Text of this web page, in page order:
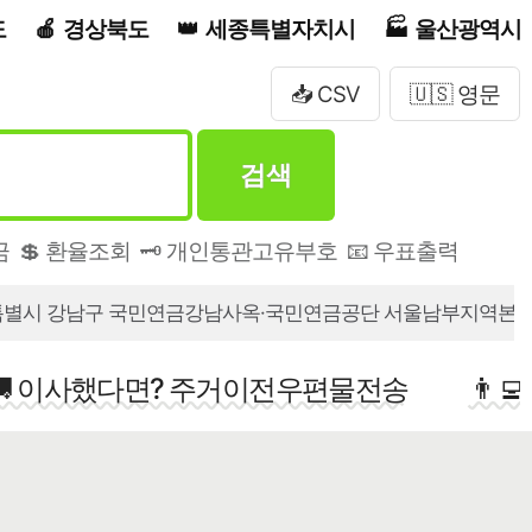
경상북도 세종특별자치시 울산광역시
📥 CSV 🇺🇸 영문
검색
💲 환율조회 🗝️ 개인통관고유부호 📧 우표출력
시 강남구 국민연금강남사옥·국민연금공단 서울남부지역본
이사했다면? 주거이전우편물전송